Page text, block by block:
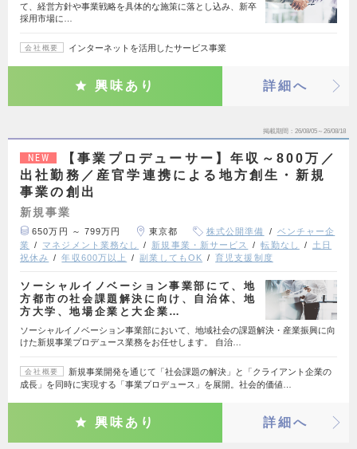
て、経営方針や事業戦略を具体的な施策に落とし込み、新卒
採用市場に…
会社概要 インターネットを活用したサービス事業
興味あり 詳細へ
掲載期間 26/08/05～26/08/18
NEW
【事業プロデューサー】年収～800万／
出社勤務／産官学連携による地方創生・新規
事業の創出
新規事業
650万円 ～ 799万円 東京都 株式公開準備
ベンチャー企
業
マネジメント業務なし 新規事業・新サービス 転勤なし
土日
祝休み
年収600万以上 副業してもOK 育児支援制度
ソーシャルイノベーション事業部にて、地
方都市の社会課題解決に向け、自治体、地
方大学、地場企業と大企業…
ソーシャルイノベーション事業部において、地域社会の課題解決・産業振興に向
けた新規事業プロデュース業務をお任せします。 自治…
会社概要
新規事業開発を通じて「社会課題の解決」と「クライアント企業の
成長」を同時に実現する「事業プロデュース」を展開。社会的価値…
興味あり 詳細へ